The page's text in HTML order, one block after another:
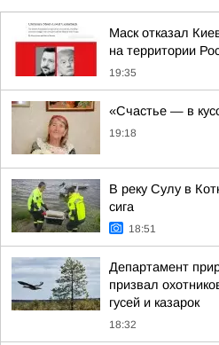
Маск отказал
на территории
19:35
«Счастье — в
19:18
В реку Сулу в
сига
18:51
Департамент
призвал
гусей и казарок
18:32